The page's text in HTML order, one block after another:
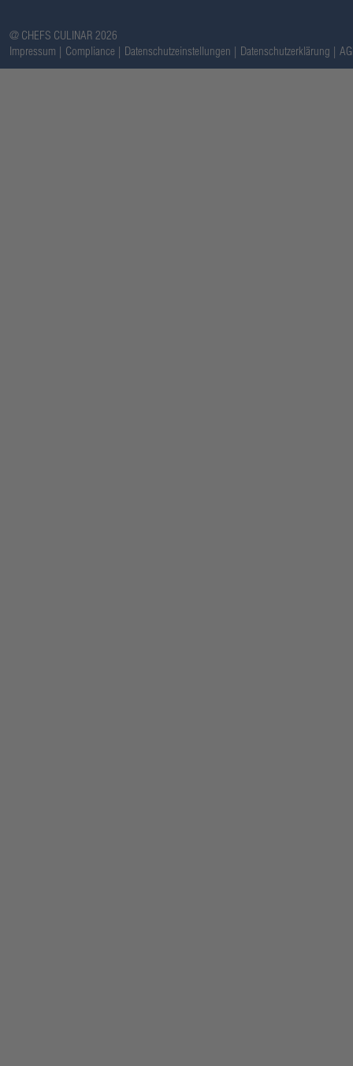
@ CHEFS CULINAR 2026
Impressum
Compliance Datenschutzeinstellungen Datenschutzerklärung